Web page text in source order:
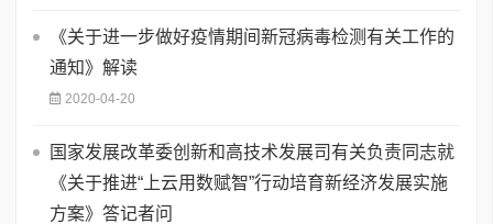
《关于进一步做好疫情期间新冠病毒检测有关工作的
通知》解读
2020-04-20
国家发展改革委创新和高技术发展司有关负责同志就
《关于推进“上云用数赋智”行动培育新经济发展实施
方案》答记者问